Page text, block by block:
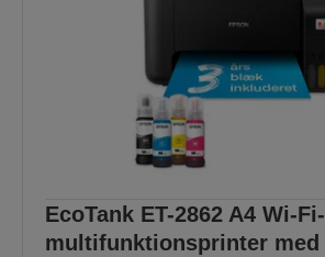
EcoTank ET-2862 A4 Wi-Fi-
multifunktionsprinter med